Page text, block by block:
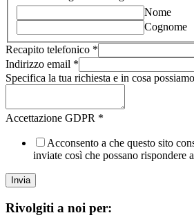
Nome
Cognome
Recapito telefonico *
Indirizzo email *
Specifica la tua richiesta e in cosa
Accettazione GDPR *
Acconsento a che questo sito
inviate così che possano rispondere
Invia
Rivolgiti a noi per: